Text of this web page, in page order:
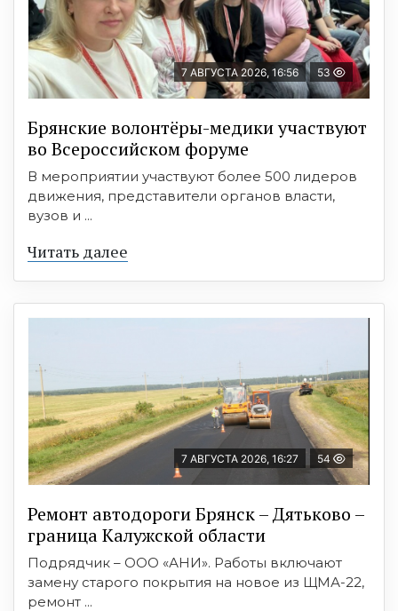
7 АВГУСТА 2026, 16:56 53
Брянские волонтёры-медики участвуют
во Всероссийском форуме
В мероприятии участвуют более 500 лидеров
движения, представители органов власти,
вузов и ...
Читать далее
7 АВГУСТА 2026, 16:27 54
Ремонт автодороги Брянск – Дятьково –
граница Калужской области
Подрядчик – ООО «АНИ». Работы включают
замену старого покрытия на новое из ЩМА-22,
ремонт ...